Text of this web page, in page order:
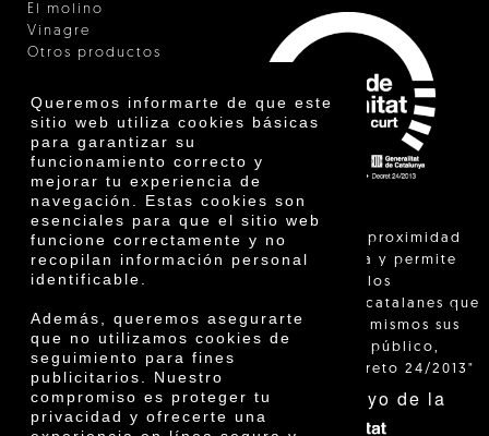
Queremos informarte de que este
sitio web utiliza cookies básicas
para garantizar su
funcionamiento correcto y
mejorar tu experiencia de
navegación. Estas cookies son
esenciales para que el sitio web
funcione correctamente y no
recopilan información personal
identificable.
Además, queremos asegurarte
que no utilizamos cookies de
seguimiento para fines
publicitarios. Nuestro
compromiso es proteger tu
privacidad y ofrecerte una
El molino
Vinagre
Otros productos
Premios
Innovación
"La venta de proximidad
está regulada y permite
identificar a los
agricultores catalanes que
venden ellos mismos sus
productos al público,
según el Decreto 24/2013"
Con el apoyo de la